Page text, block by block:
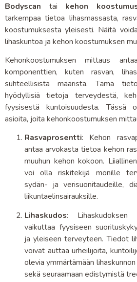
Bodyscan tai kehon
tarkempaa tietoa lihasmassasta,
koostumuksesta yleisesti. Näitä
lihaskuntoa ja kehon koostumuksen
Kehonkoostumuksen mittaus
komponenttien, kuten rasvan,
suhteellisista määristä. Tämä
hyödyllisiä tietoja terveydestä,
fyysisestä kuntoisuudesta. Tässä
asioita, joita kehonkoostumuksen
Rasvaprosentti: Kehon
antaa arvokasta tietoa kehon
muuhun kehon kokoon.
voi olla riskitekijä monille
sydän- ja verisuonitaudeille,
liikuntaelinsairauksille.
Lihaskudos: Lihaskudoksen
vaikuttaa fyysiseen
ja yleiseen terveyteen. Tiedot
voivat auttaa urheilijoita,
olevia ymmärtämään
sekä seuraamaan edistymistä